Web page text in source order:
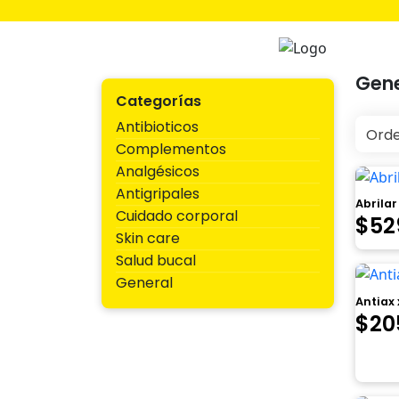
Categorías
Antibioticos
Complementos
Analgésicos
Antigripales
Cuidado corporal
Skin care
Salud bucal
General
Abrilar
El
era:
$
Antiax
El
$